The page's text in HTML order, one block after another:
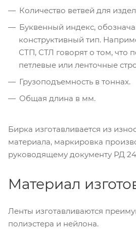
Количество ветвей для
Буквенный индекс,
конструктивный тип.
СТП, СТЛ говорят о том, что
петлевые или ленточные
Грузоподъемность в тоннах.
Общая длина в мм.
Бирка изготавливается из
материала, маркировка
руководящему документу РД
Материал
Ленты изготавливаются
полиэстера и нейлона.